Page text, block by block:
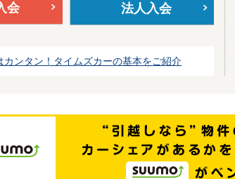
会 法人入会
カンタン！タイムズカーの基本をご紹介